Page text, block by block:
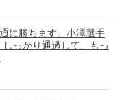
に勝ちます。小澤選手
っかり通過して、もっ